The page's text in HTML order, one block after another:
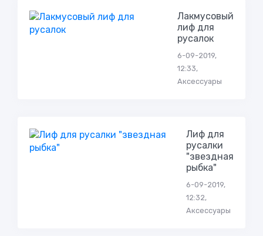
Лакмусовый
лиф для
русалок
6-09-2019,
12:33,
Аксессуары
Лиф для
русалки
"звездная
рыбка"
6-09-2019,
12:32,
Аксессуары